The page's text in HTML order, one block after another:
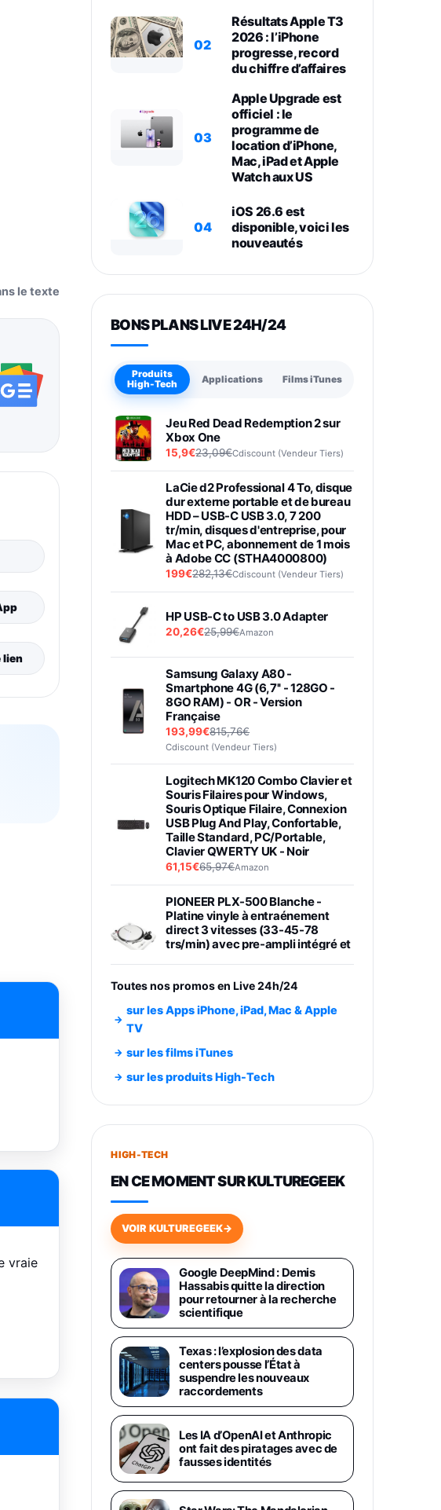
le texte
lien
vraie
02
Résultats Apple T3
2026 : l’iPhone
progresse, record
du chiffre d’affaires
03
Apple Upgrade est
officiel : le
programme de
location d’iPhone,
Mac, iPad et Apple
Watch aux US
04
iOS 26.6 est
disponible, voici les
nouveautés
BONS PLANS LIVE 24H/24
Produits
High-Tech
Applications Films iTunes
Jeu Red Dead Redemption 2 sur
Xbox One
15,9€23,09€Cdiscount (Vendeur Tiers)
LaCie d2 Professional 4 To, disque
dur externe portable et de bureau
HDD – USB-C USB 3.0, 7 200
tr/min, disques d'entreprise, pour
Mac et PC, abonnement de 1 mois
à Adobe CC (STHA4000800)
199€282,13€Cdiscount (Vendeur Tiers)
HP USB-C to USB 3.0 Adapter
20,26€25,99€Amazon
Samsung Galaxy A80 -
Smartphone 4G (6,7'' - 128GO -
8GO RAM) - OR - Version
Française
193,99€815,76€
Cdiscount (Vendeur Tiers)
Logitech MK120 Combo Clavier et
Souris Filaires pour Windows,
Souris Optique Filaire, Connexion
USB Plug And Play, Confortable,
Taille Standard, PC/Portable,
Clavier QWERTY UK - Noir
61,15€65,97€Amazon
PIONEER PLX-500 Blanche -
Platine vinyle à entraénement
direct 3 vitesses (33-45-78
trs/min) avec pre-ampli intégré et
Smartphone SAMSUNG Galaxy
Smartphone SAMSUNG Galaxy
S26+ Violet 256Go
749,99€1240,43€Fnac (Vendeur Tiers)
648,63€
Smartphone Android 5G avec
Galaxy AI, 512 Go, Chargeur
Secteur Rapide 25W Inclus,
Smartphone déverrouillé, Noir,
Version FR
1019€1399€Fnac (Vendeur Tiers)
Galaxy S26 Ultra 512 Go Bleu
1019€1399€Fnac (Vendeur Tiers)
Galaxy S26 Ultra 256 Go Violet
892€1199€Fnac (Vendeur Tiers)
Philips SHK2000BL - Casque
Enfant - Bleu & Répartiteur Audio
5 Casques, Blanc
Toutes nos promos en Live 24h/24
sur les Apps iPhone, iPad, Mac & Apple
TV
sur les films iTunes
sur les produits High-Tech
HIGH-TECH
EN CE MOMENT SUR KULTUREGEEK
VOIR KULTUREGEEK→
Google DeepMind : Demis
Hassabis quitte la direction
pour retourner à la recherche
scientifique
Texas : l’explosion des data
centers pousse l’État à
suspendre les nouveaux
raccordements
Les IA d’OpenAI et Anthropic
ont fait des piratages avec de
fausses identités